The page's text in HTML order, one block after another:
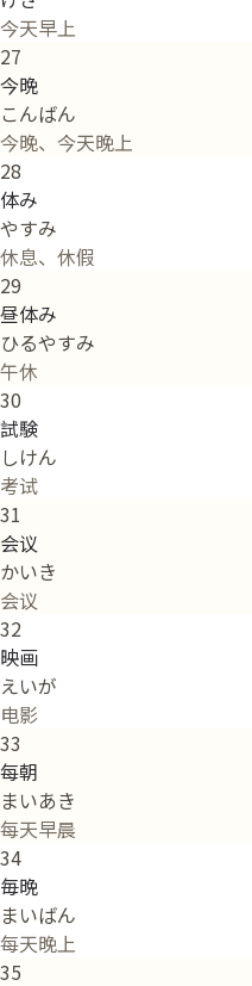
今天早上
27
今晩
こんばん
今晚、今天晚上
28
体み
やすみ
休息、休假
29
昼体み
ひるやすみ
午休
30
試験
しけん
考试
31
会议
かいき
会议
32
映画
えいが
电影
33
每朝
まいあき
每天早晨
34
毎晩
まいばん
每天晚上
35